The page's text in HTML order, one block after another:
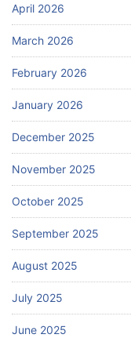
April 2026
March 2026
February 2026
January 2026
December 2025
November 2025
October 2025
September 2025
August 2025
July 2025
June 2025